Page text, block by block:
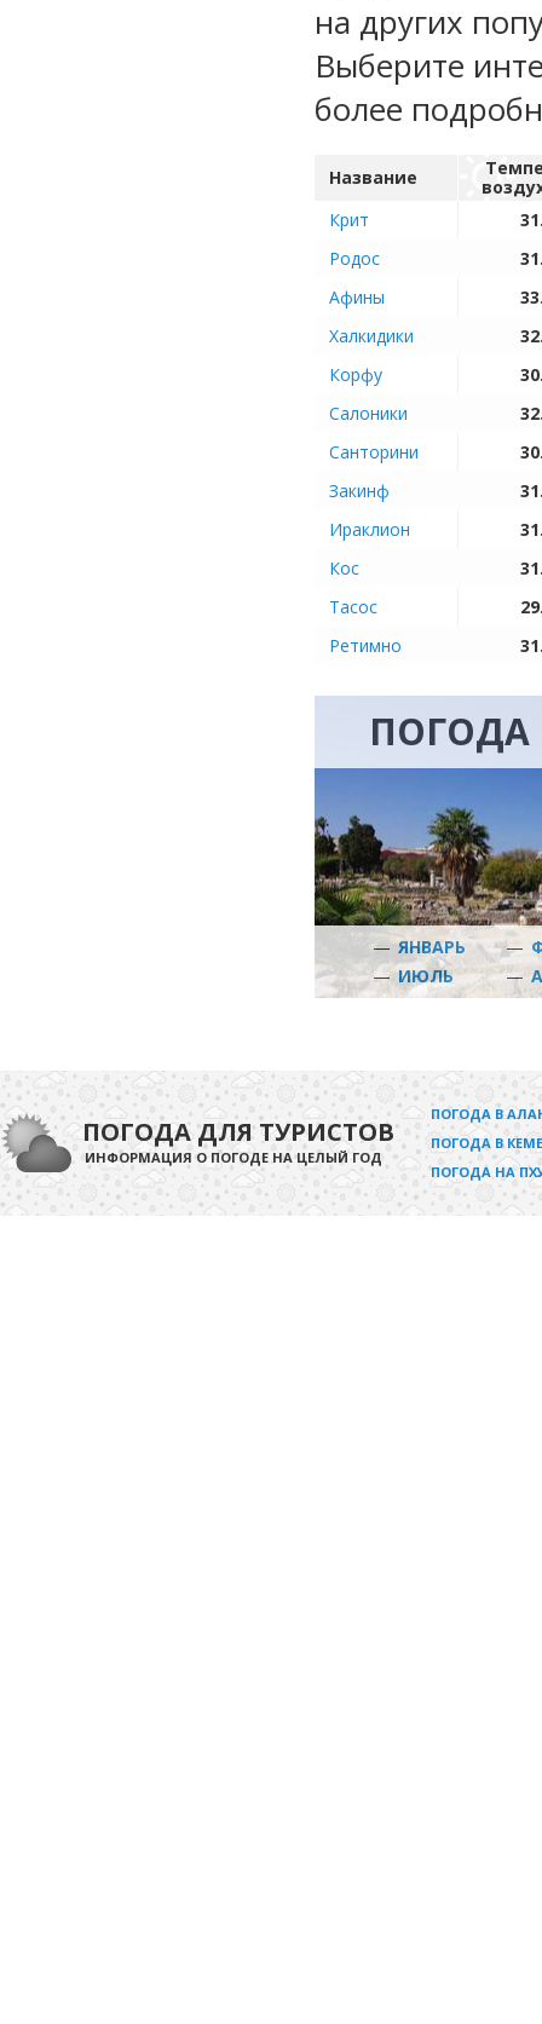
на других
Выберите
более
Название
Крит
Родос
Афины
Халкидики
Корфу
Салоники
Санторини
Закинф
Ираклион
Кос
Тасос
Ретимно
ПОГОДА
—ЯНВАРЬ —
—ИЮЛЬ —
ПОГОДА ДЛЯ ТУРИСТОВ
ИНФОРМАЦИЯ О ПОГОДЕ НА ЦЕЛЫЙ ГОД
ПОГОДА В
ПОГОДА В
ПОГОДА НА